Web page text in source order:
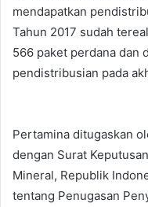
mendapatkan
Tahun 2017 sudah
566 paket perdana dan
pendistribusian pada
Pertamina ditugaskan
dengan Surat
Mineral, Republik
tentang Penugasan